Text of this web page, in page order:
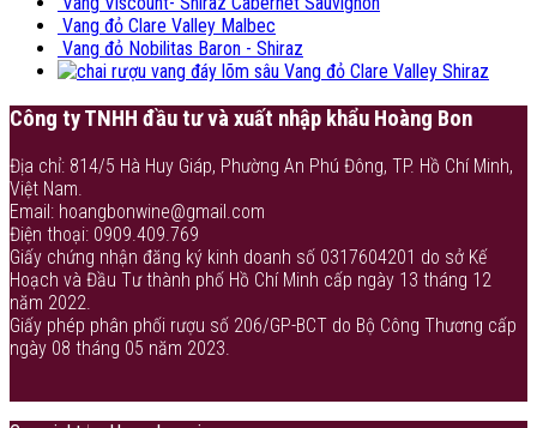
Vang đỏ Clare Valley Malbec
Vang đỏ Nobilitas Baron - Shiraz
Vang đỏ Clare Valley Shiraz
Công ty TNHH đầu tư và xuất nhập khẩu Hoàng Bon
Địa chỉ: 814/5 Hà Huy Giáp, Phường An Phú Đông, TP. Hồ Chí Minh,
Việt Nam.
Email: hoangbonwine@gmail.com
Điện thoại: 0909.409.769
Giấy chứng nhận đăng ký kinh doanh số 0317604201 do sở Kế
Hoạch và Đầu Tư thành phố Hồ Chí Minh cấp ngày 13 tháng 12
năm 2022.
Giấy phép phân phối rượu số 206/GP-BCT do Bộ Công Thương cấp
ngày 08 tháng 05 năm 2023.